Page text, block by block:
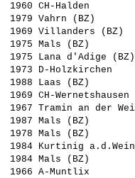
1960 CH-Halden
1979 Vahrn (BZ)
1969 Villanders
1975 Mals (BZ)
1975 Lana
1973 D-
1988 Laas (BZ)
1969 CH-
1967 Tramin an
1987 Mals (BZ)
1978 Mals (BZ)
1984 Kurtinig
1984 Mals (BZ)
1966 A-Muntlix